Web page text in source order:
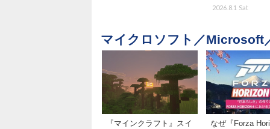
2026.8.1 Sat
マイクロソフト／Microsoft
『マインクラフト』スイ
なぜ『Forza